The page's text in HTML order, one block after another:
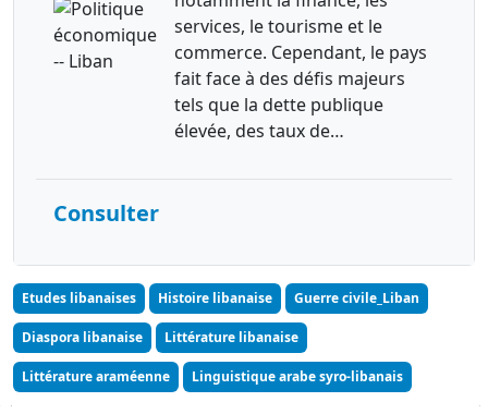
services, le tourisme et le
commerce. Cependant, le pays
fait face à des défis majeurs
tels que la dette publique
élevée, des taux de…
Consulter
Etudes libanaises Histoire libanaise Guerre civile_Liban
Diaspora libanaise Littérature libanaise
Littérature araméenne Linguistique arabe syro-libanais